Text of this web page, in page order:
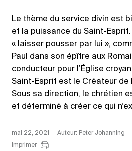
Le thème du service divin est
et la puissance du Saint-
« laisser pousser par lui »,
Paul dans son épître aux
conducteur pour l’Église
Saint-Esprit est le Créateur de
Sous sa direction, le chrétien
et déterminé à créer ce qui
mai 22, 2021
Auteur: Peter Johanning
Imprimer